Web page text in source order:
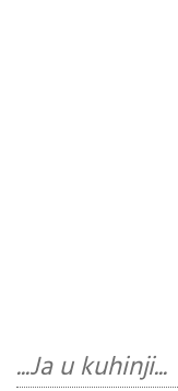
...Ja u kuhinji...